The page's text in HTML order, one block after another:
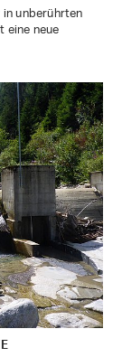
unberührten
neue